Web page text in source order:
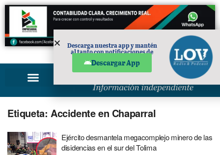
PUBLICIDAD
Etiqueta: Accidente en Chaparral
Ejército desmantela megacomplejo minero de las
disidencias en el sur del Tolima
Descarga nuestra app y mantén
al tanto con notificaciones de
Descargar App